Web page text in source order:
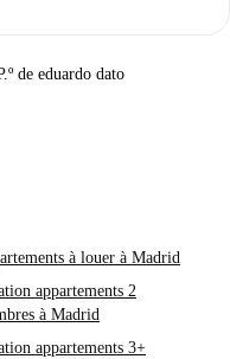
de eduardo dato
à louer à Madrid
appartements 2
à Madrid
appartements 3+